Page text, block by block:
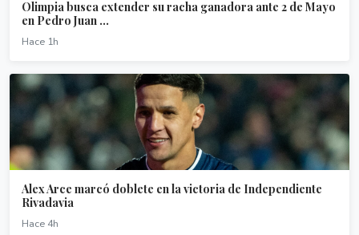
Olimpia busca extender su racha ganadora ante 2 de Mayo
en Pedro Juan ...
Hace 1h
Alex Arce marcó doblete en la victoria de Independiente
Rivadavia
Hace 4h